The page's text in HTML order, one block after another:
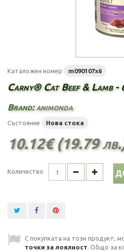
Каталожен номер m090107x6
Carny® Cat Beef & Lamb -
Brand:animonda
Състояние Нова стока
10.12€ (19.79
Количество
С покупката на този продукт,
точки за лоялност. Общо за